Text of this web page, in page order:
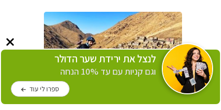
חופשות אקטיב במרוקו
לנצל את ירידת שער הדולר
וגם קניות עם עד 10% הנחה
ספרו לי עוד